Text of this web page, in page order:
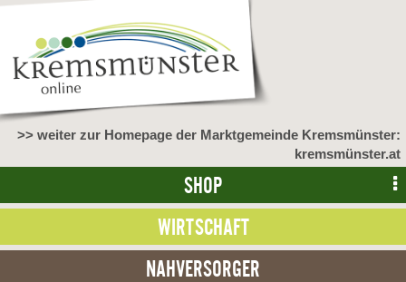
>> weiter zur Homepage der Marktgemeinde Kremsmünster:
kremsmünster.at
SHOP
WIRTSCHAFT
NAHVERSORGER